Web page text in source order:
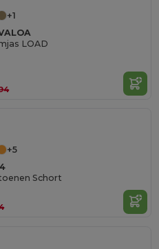
+1
LOAD
+5
Schort